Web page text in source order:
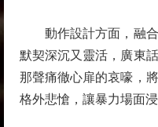
動作設計方面，融合
默契深沉又靈活，廣東
那聲痛徹心扉的哀嚎，
格外悲愴，讓暴力場面